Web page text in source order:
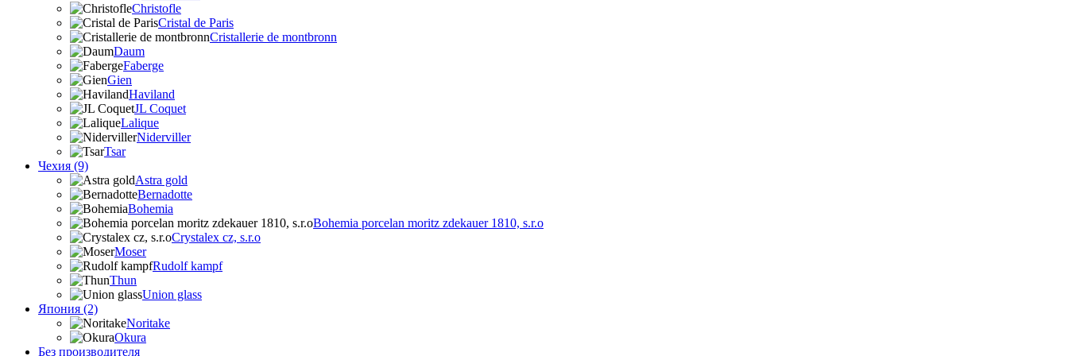
Christofle
Cristal de Paris
Cristallerie de montbronn
Daum
Faberge
Gien
Haviland
JL Coquet
Lalique
Niderviller
Tsar
Чехия (9)
Astra gold
Bernadotte
Bohemia
Bohemia porcelan moritz zdekauer 1810, s.r.o
Crystalex cz, s.r.o
Moser
Rudolf kampf
Thun
Union glass
Япония (2)
Noritake
Okura
Без производителя